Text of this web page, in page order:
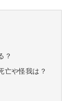
？
亡や怪我は？